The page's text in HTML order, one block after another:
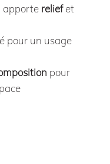
reliefet
pour un usage
pour